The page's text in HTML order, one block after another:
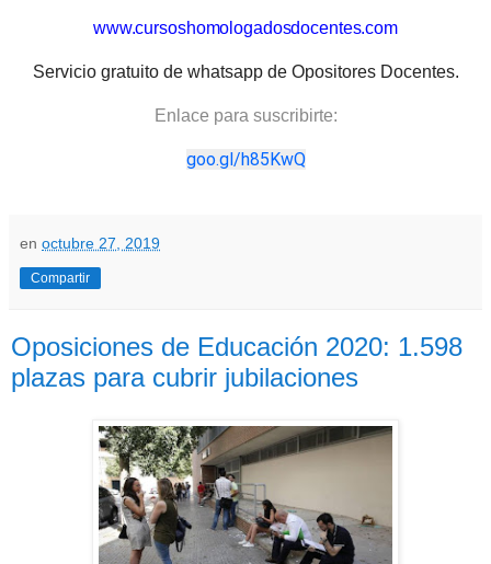
www.cursoshomologadosdocentes.com
Servicio gratuito de whatsapp de Opositores Docentes.
Enlace para suscribirte:
goo.gl/h85KwQ
en octubre 27, 2019
Compartir
Oposiciones de Educación 2020: 1.598
plazas para cubrir jubilaciones